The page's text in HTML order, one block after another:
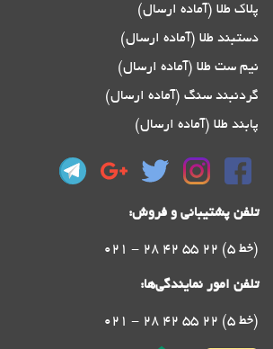
پلاک طلا (آماده ارسال)
دستبند طلا (آماده ارسال)
نیم ست طلا (آماده ارسال)
گردنبند سنگ (آماده ارسال)
پابند طلا (آماده ارسال)
تلفن پشتیبانی و فروش:
021 - 28 42 55 22 (5 خط)
تلفن امور نمایندگی‌ها:
021 - 28 42 55 22 (5 خط)